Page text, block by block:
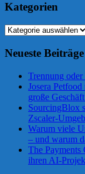
Kategorien
Kategorien
Neueste Beiträge
Trennung oder
Josera
große
SourcingBlox
Zscaler-
Warum viele
– und warum
The
ihren AI-